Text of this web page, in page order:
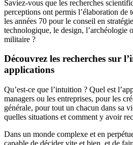
Saviez-vous que les recherches
perceptions ont permis l’élaboration de
les années 70 pour le conseil en
technologique, le design, l’archéologie
militaire ?
Découvrez les recherches sur
applications
Qu’est-ce que l’intuition ? Quel est
managers ou les entreprises, pour les
générale, pour tout un chacun dans sa
quelles situations et comment y avoir
Dans un monde complexe et en